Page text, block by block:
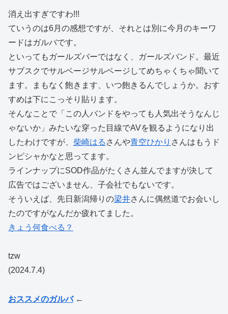
消え出すぎですわ!!!
ていうのは6月の感想ですが、それとは別に今月のキーワ
ードはガルバです。
といってもガールズバーではなく、ガールズバンド。最近
サブスクでサルベージサルベージしてめちゃくちゃ聞いて
ます。まもなく飽きます、いつ飽きるんでしょうか。おす
すめは下にこっそり貼ります。
そんなことで「この人バンドをやっても人気出そうなんじ
ゃないか」みたいな穿った目線でAVを観るようになり出
したわけですが、 柴崎はる さんや青空ひかり さんはもうド
ンピシャかなと思ってます。
ラインナップにSOD作品がたくさん並んでますが決して
広告ではございません、子会社でもないです。
そういえば、先日新潟帰りの梁井さんに偶然道でお会いし
たのですがなんだか疲れてました。
きょう何食べる？
tzw
(2024.7.4)
おススメのガルバ←